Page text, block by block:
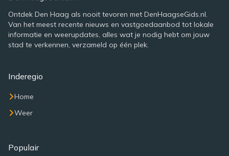
Ontdek Den Haag als nooit tevoren met DenHaagseGids.nl.
Van het meest recente nieuws en vastgoedaanbod tot lokale
informatie en weerupdates, alles wat je nodig hebt om jouw
stad te verkennen, verzameld op één plek.
Inderegio
Home
Weer
Populair